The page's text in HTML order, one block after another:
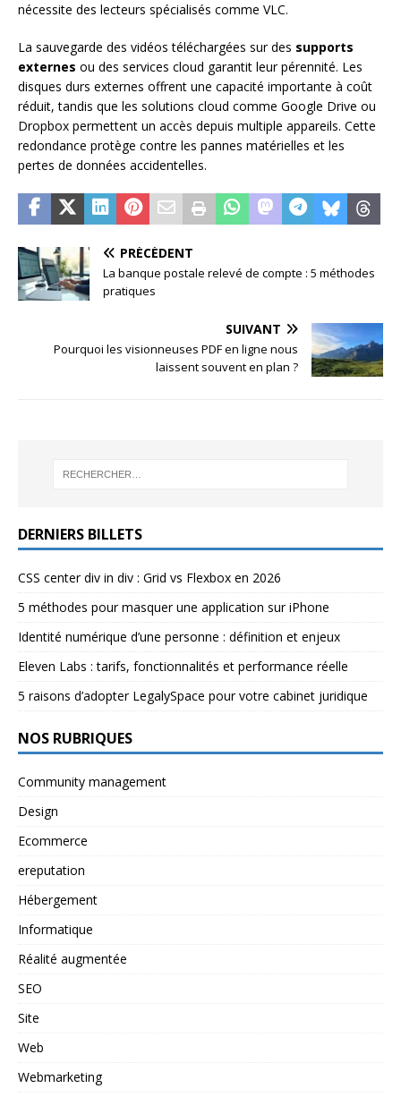
nécessite des lecteurs spécialisés comme VLC.
La sauvegarde des vidéos téléchargées sur des supports
externes ou des services cloud garantit leur pérennité. Les
disques durs externes offrent une capacité importante à coût
réduit, tandis que les solutions cloud comme Google Drive ou
Dropbox permettent un accès depuis multiple appareils. Cette
redondance protège contre les pannes matérielles et les
pertes de données accidentelles.
PRÉCÉDENT
La banque postale relevé de compte : 5 méthodes
pratiques
SUIVANT
Pourquoi les visionneuses PDF en ligne nous
laissent souvent en plan ?
DERNIERS BILLETS
CSS center div in div : Grid vs Flexbox en 2026
5 méthodes pour masquer une application sur iPhone
Identité numérique d’une personne : définition et enjeux
Eleven Labs : tarifs, fonctionnalités et performance réelle
5 raisons d’adopter LegalySpace pour votre cabinet juridique
NOS RUBRIQUES
Community management
Design
Ecommerce
ereputation
Hébergement
Informatique
Réalité augmentée
SEO
Site
Web
Webmarketing